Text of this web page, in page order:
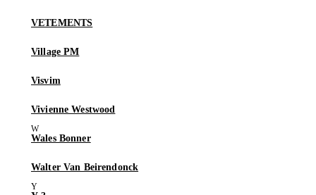
VETEMENTS
Village PM
Visvim
Vivienne Westwood
Wales Bonner
Walter Van Beirendonck